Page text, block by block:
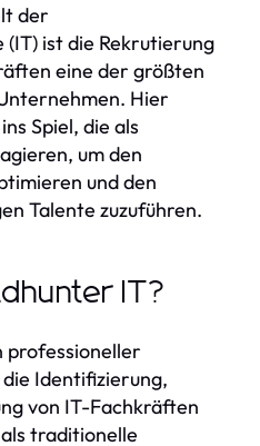
der
ist die Rekrutierung
eine der größten
Hier
ins Spiel, die als
um den
und den
Talente zuzuführen.
IT?
professioneller
Identifizierung,
von IT-Fachkräften
traditionelle